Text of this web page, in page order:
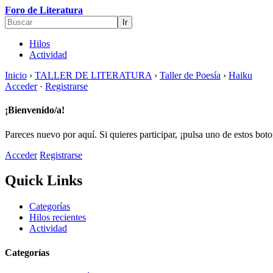
Foro de Literatura
Hilos
Actividad
Inicio › TALLER DE LITERATURA › Taller de Poesía › Haiku
Acceder · Registrarse
¡Bienvenido/a!
Pareces nuevo por aquí. Si quieres participar, ¡pulsa uno de estos
Acceder Registrarse
Quick Links
Categorías
Hilos recientes
Actividad
Categorías